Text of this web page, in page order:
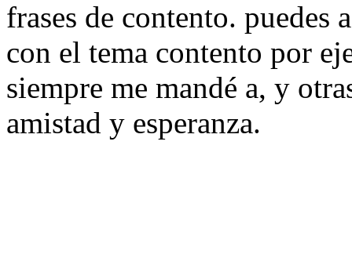
frases de contento. puedes
con el tema contento por
siempre me mandé a, y
amistad y esperanza.